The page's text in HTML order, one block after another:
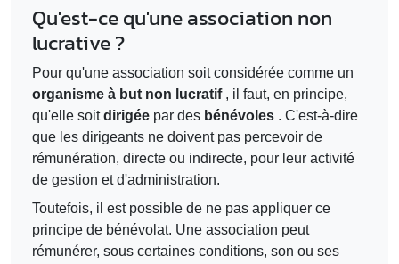
Qu'est-ce qu'une association non
lucrative ?
Pour qu'une association soit considérée comme un
organisme à but non lucratif , il faut, en principe,
qu'elle soit dirigée par des bénévoles . C'est-à-dire
que les dirigeants ne doivent pas percevoir de
rémunération, directe ou indirecte, pour leur activité
de gestion et d'administration.
Toutefois, il est possible de ne pas appliquer ce
principe de bénévolat. Une association peut
rémunérer, sous certaines conditions, son ou ses